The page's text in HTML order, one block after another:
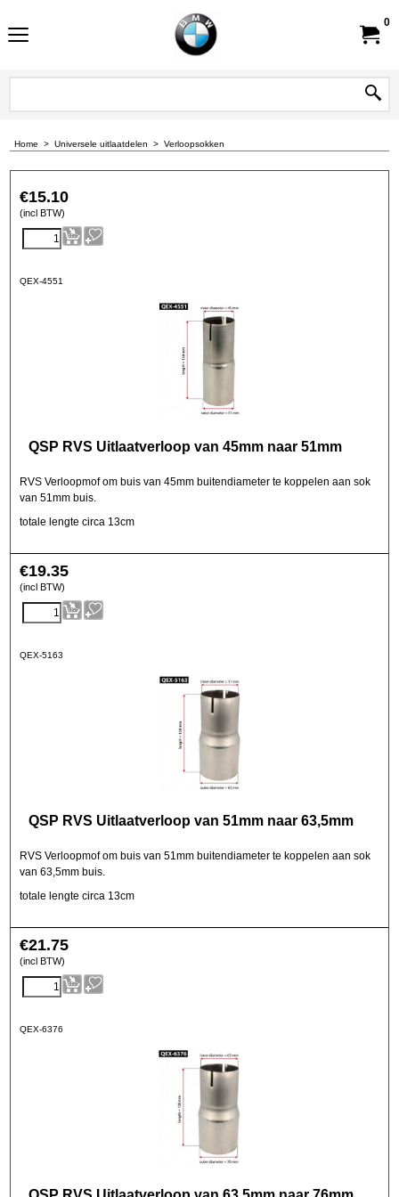
0
Home > Universele uitlaatdelen > Verloopsokken
€15.10
(incl BTW)
QEX-4551
QSP RVS Uitlaatverloop van 45mm naar 51mm
RVS Verloopmof om buis van 45mm buitendiameter te koppelen aan sok
van 51mm buis.
totale lengte circa 13cm
€19.35
(incl BTW)
QEX-5163
QSP RVS Uitlaatverloop van 51mm naar 63,5mm
RVS Verloopmof om buis van 51mm buitendiameter te koppelen aan sok
van 63,5mm buis.
totale lengte circa 13cm
€21.75
(incl BTW)
QEX-6376